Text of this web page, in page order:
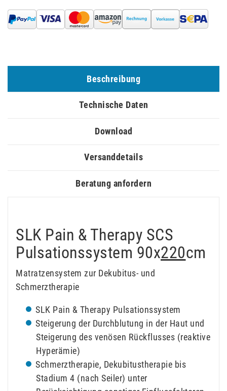
Beschreibung
Technische Daten
Download
Versanddetails
Beratung anfordern
SLK Pain & Therapy SCS
Pulsationssystem 90x220cm
Matratzensystem zur Dekubitus- und
Schmerztherapie
SLK Pain & Therapy Pulsationssystem
Steigerung der Durchblutung in der Haut und
Steigerung des venösen Rückflusses (reaktive
Hyperämie)
Schmerztherapie, Dekubitustherapie bis
Stadium 4 (nach Seiler) unter